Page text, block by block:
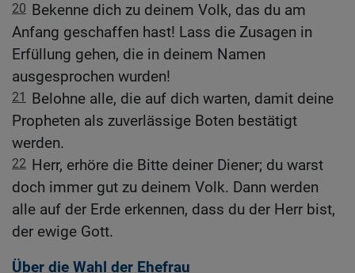
20 Bekenne dich zu deinem Volk, das du am
Anfang geschaffen hast! Lass die Zusagen in
Erfüllung gehen, die in deinem Namen
ausgesprochen wurden!
21
Belohne alle, die auf dich warten, damit deine
Propheten als zuverlässige Boten bestätigt
werden.
22 Herr, erhöre die Bitte deiner Diener; du warst
doch immer gut zu deinem Volk. Dann werden
alle auf der Erde erkennen, dass du der Herr bist,
der ewige Gott.
Über die Wahl der Ehefrau